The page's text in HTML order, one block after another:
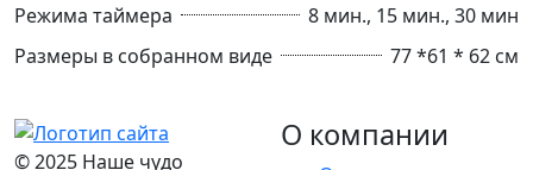
Режима таймера
8 мин., 15 мин., 30 мин
Размеры в собранном виде
77 *61 * 62 см
© 2025 Наше чудо
О компании